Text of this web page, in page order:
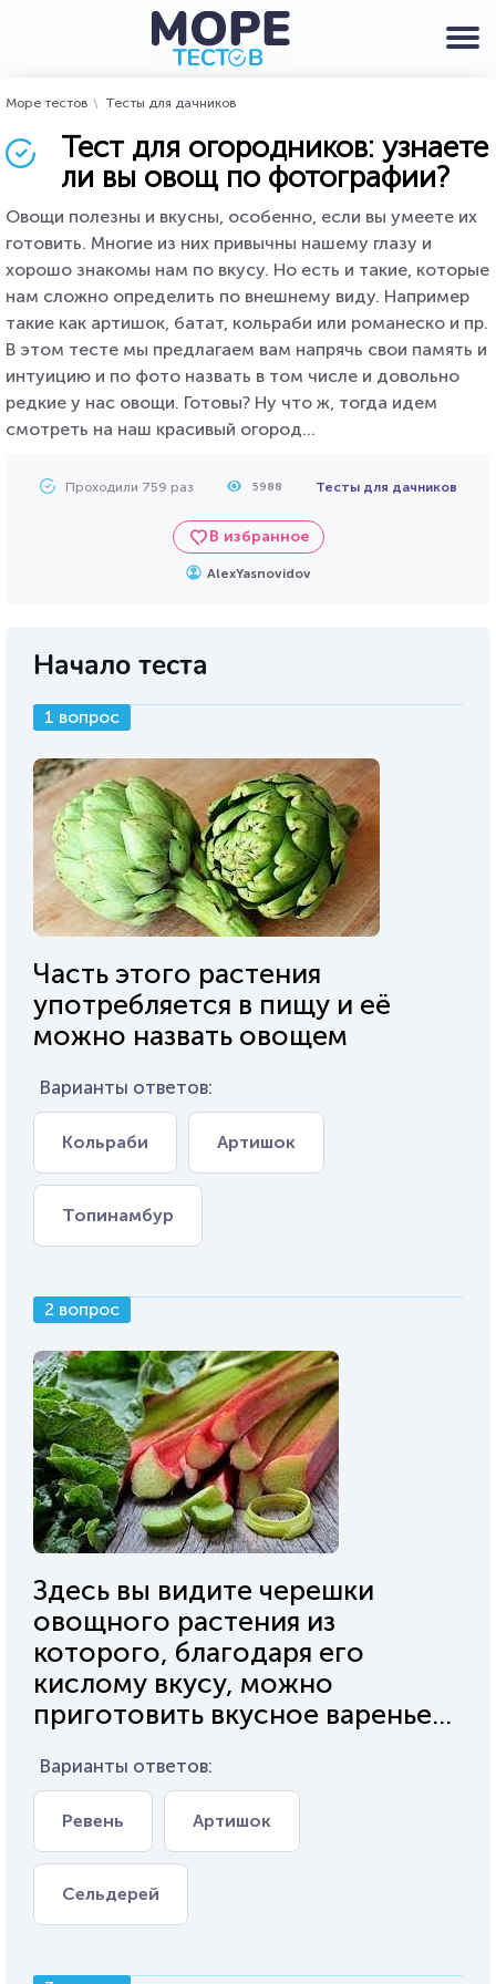
Море тестов Тесты для дачников
Тест для огородников: узнаете
ли вы овощ по фотографии?
Овощи полезны и вкусны, особенно, если вы умеете их
готовить. Многие из них привычны нашему глазу и
хорошо знакомы нам по вкусу. Но есть и такие, которые
нам сложно определить по внешнему виду. Например
такие как артишок, батат, кольраби или романеско и пр.
В этом тесте мы предлагаем вам напрячь свои память и
интуицию и по фото назвать в том числе и довольно
редкие у нас овощи. Готовы? Ну что ж, тогда идем
смотреть на наш красивый огород...
Проходили 759 раз 5988 Тесты для дачников
В избранное
AlexYasnovidov
Начало теста
1 вопрос
Часть этого растения
употребляется в пищу и её
можно назвать овощем
Варианты ответов:
Кольраби Артишок
Топинамбур
2 вопрос
Здесь вы видите черешки
овощного растения из
которого, благодаря его
кислому вкусу, можно
приготовить вкусное варенье...
Варианты ответов:
Ревень Артишок
Сельдерей